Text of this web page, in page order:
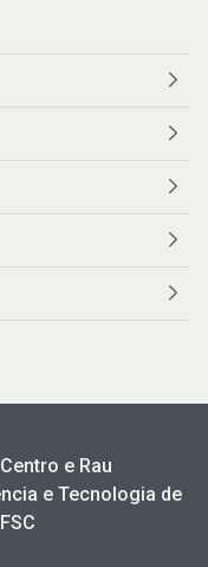
e Rau
e Tecnologia de